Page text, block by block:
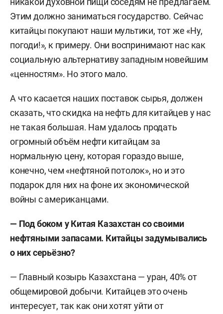
Этим должно заниматься государство. Сейчас
китайцы покупают наши мультики, тот же «Ну,
погоди!», к примеру. Они воспринимают нас как
социальную альтернативу западным новейшим
«ценностям». Но этого мало.
А что касается наших поставок сырья, должен
сказать, что скидка на нефть для китайцев у нас
не такая большая. Нам удалось продать
огромный объём нефти китайцам за
нормальную цену, которая гораздо выше,
конечно, чем «нефтяной потолок», но и это
подарок для них на фоне их экономической
войны с американцами.
— Под боком у Китая Казахстан со своими
нефтяными запасами. Китайцы задумывались
о них серьёзно?
— Главный козырь Казахстана — уран, 40% от
общемировой добычи. Китайцев это очень
интересует, так как они хотят уйти от